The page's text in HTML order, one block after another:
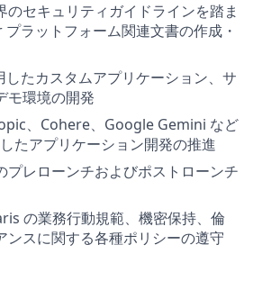
のセキュリティガイドラインを踏ま
ラットフォーム関連文書の作成・
したカスタムアプリケーション、サ
モ環境の開発
、Cohere、Google Gemini など
たアプリケーション開発の推進
プレローンチおよびポストローンチ
の業務行動規範、機密保持、倫
ンスに関する各種ポリシーの遵守